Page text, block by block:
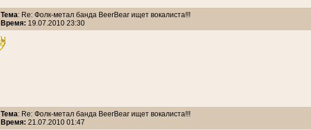
Тема: Re: Фолк-метал банда BeerBear ищет вокалиста!!!
Время: 19.07.2010 23:30
Тема: Re: Фолк-метал банда BeerBear ищет вокалиста!!!
Время: 21.07.2010 01:47